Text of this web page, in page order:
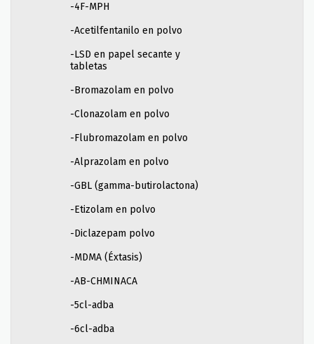
-4F-MPH
-Acetilfentanilo en polvo
-LSD en papel secante y
tabletas
-Bromazolam en polvo
-Clonazolam en polvo
-Flubromazolam en polvo
-Alprazolam en polvo
-GBL (gamma-butirolactona)
-Etizolam en polvo
-Diclazepam polvo
-MDMA (Éxtasis)
-AB-CHMINACA
-5cl-adba
-6cl-adba